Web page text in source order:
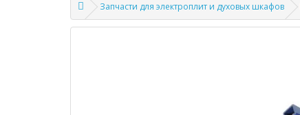
Запчасти для электроплит и духовых шкафов